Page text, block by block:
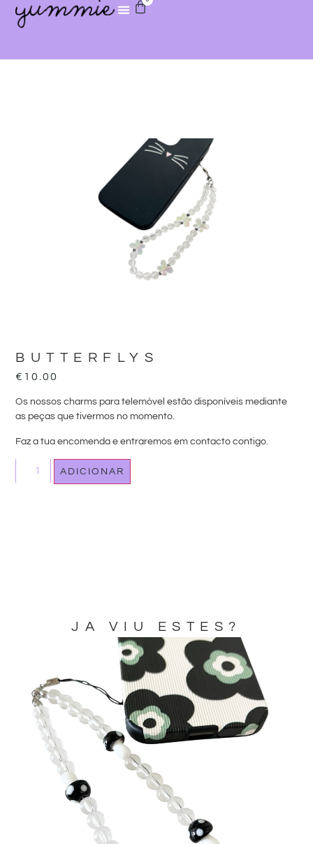
BUTTERFLYS
€ 10.00
Os nossos charms para telemóvel estão disponíveis mediante
as peças que tivermos no momento.
Faz a tua encomenda e entraremos em contacto contigo.
ADICIONAR
JA VIU ESTES?